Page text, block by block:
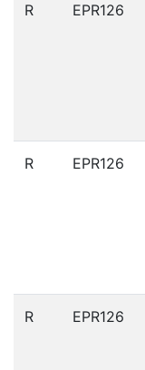
R EPR126
R EPR126
R EPR126